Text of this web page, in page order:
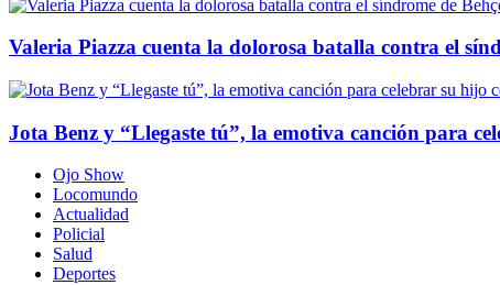
Valeria Piazza cuenta la dolorosa batalla contra el
Jota Benz y “Llegaste tú”, la emotiva canción para
Ojo Show
Locomundo
Actualidad
Policial
Salud
Deportes